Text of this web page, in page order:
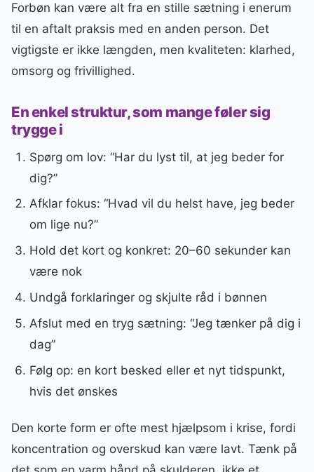
Forbøn kan være alt fra en stille sætning i enerum
til en aftalt praksis med en anden person. Det
vigtigste er ikke længden, men kvaliteten: klarhed,
omsorg og frivillighed.
En enkel struktur, som mange føler sig
trygge i
Spørg om lov: “Har du lyst til, at jeg beder for
dig?”
Afklar fokus: “Hvad vil du helst have, jeg beder
om lige nu?”
Hold det kort og konkret: 20–60 sekunder kan
være nok
Undgå forklaringer og skjulte råd i bønnen
Afslut med en tryg sætning: “Jeg tænker på dig i
dag”
Følg op: en kort besked eller et nyt tidspunkt,
hvis det ønskes
Den korte form er ofte mest hjælpsom i krise, fordi
koncentration og overskud kan være lavt. Tænk på